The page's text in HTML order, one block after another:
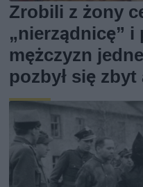
Zrobili z żony
„nierządnicę”
mężczyzn
pozbył się